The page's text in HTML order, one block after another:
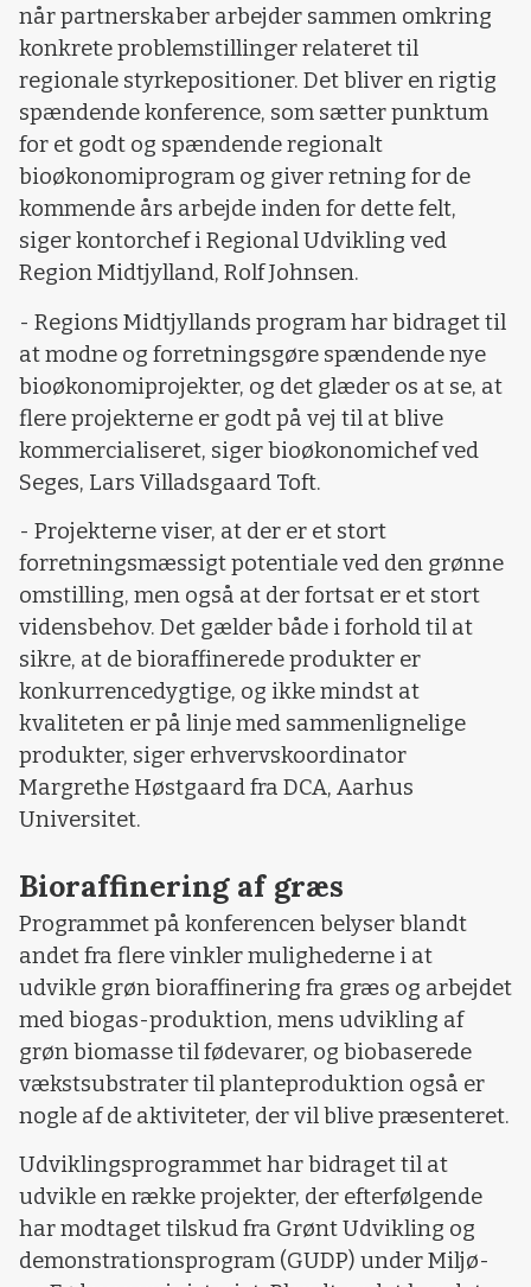
når partnerskaber arbejder sammen omkring
konkrete problemstillinger relateret til
regionale styrkepositioner. Det bliver en rigtig
spændende konference, som sætter punktum
for et godt og spændende regionalt
bioøkonomiprogram og giver retning for de
kommende års arbejde inden for dette felt,
siger kontorchef i Regional Udvikling ved
Region Midtjylland, Rolf Johnsen.
- Regions Midtjyllands program har bidraget til
at modne og forretningsgøre spændende nye
bioøkonomiprojekter, og det glæder os at se, at
flere projekterne er godt på vej til at blive
kommercialiseret, siger bioøkonomichef ved
Seges, Lars Villadsgaard Toft.
- Projekterne viser, at der er et stort
forretningsmæssigt potentiale ved den grønne
omstilling, men også at der fortsat er et stort
vidensbehov. Det gælder både i forhold til at
sikre, at de bioraffinerede produkter er
konkurrencedygtige, og ikke mindst at
kvaliteten er på linje med sammenlignelige
produkter, siger erhvervskoordinator
Margrethe Høstgaard fra DCA, Aarhus
Universitet.
Bioraffinering af græs
Programmet på konferencen belyser blandt
andet fra flere vinkler mulighederne i at
udvikle grøn bioraffinering fra græs og arbejdet
med biogas-produktion, mens udvikling af
grøn biomasse til fødevarer, og biobaserede
vækstsubstrater til planteproduktion også er
nogle af de aktiviteter, der vil blive præsenteret.
Udviklingsprogrammet har bidraget til at
udvikle en række projekter, der efterfølgende
har modtaget tilskud fra Grønt Udvikling og
demonstrationsprogram (GUDP) under Miljø-